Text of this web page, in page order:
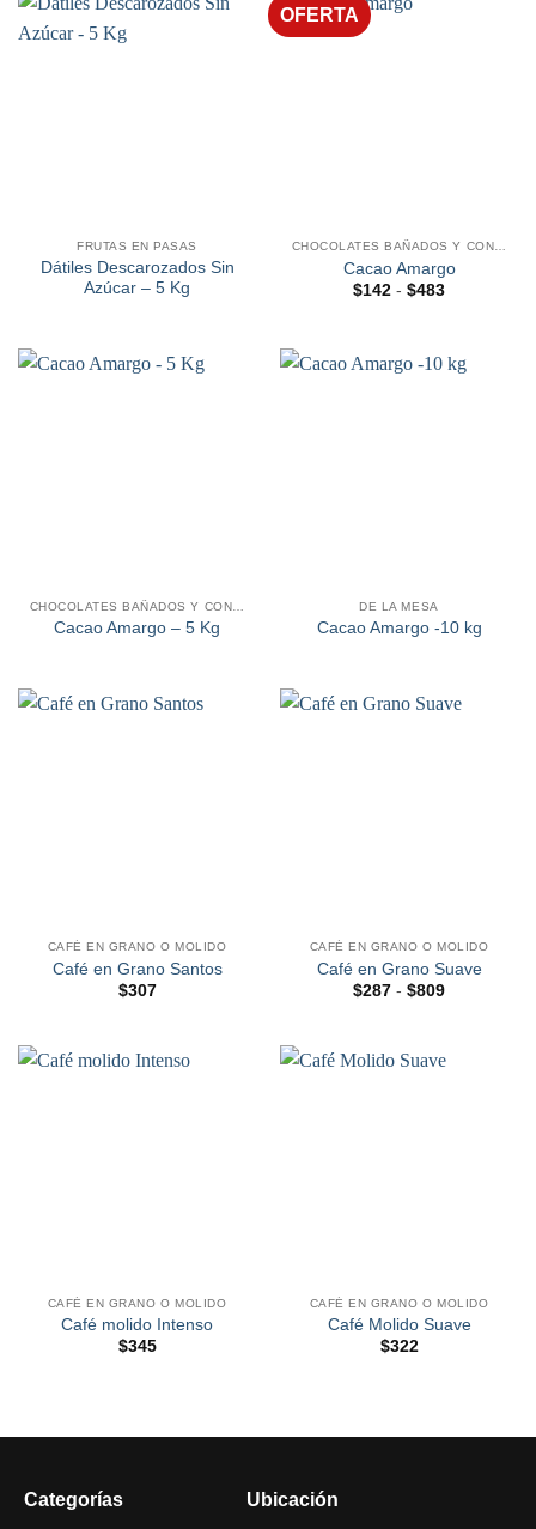
FRUTAS EN PASAS
Dátiles Descarozados Sin
Azúcar – 5 Kg
OFERTA
CHOCOLATES BAÑADOS Y CONFITADOS
Cacao Amargo
$142 - $483Rango
hasta
Cacao Amargo – 5 Kg
DE LA MESA
Cacao Amargo -10 kg
CAFÉ EN GRANO O MOLIDO
Café en Grano Santos
$307
CAFÉ EN GRANO O MOLIDO
Café en Grano Suave
$287 - $809Rango
hasta
CAFÉ EN GRANO O MOLIDO
Café molido Intenso
$345
CAFÉ EN GRANO O MOLIDO
Café Molido Suave
$322
Categorías
Ubicación